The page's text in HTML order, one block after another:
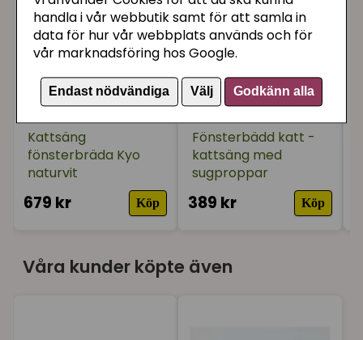
handla i vår webbutik samt för att samla in
data för hur vår webbplats används och för
vår marknadsföring hos Google.
Endast nödvändiga Välj Godkänn alla
Kattsäng
fönsterbräda Kyo
naturvit
679 kr Köp
Fönsterbädd katt -
kattsäng med
sugproppar
389 kr Köp
Våra kunder köpte även